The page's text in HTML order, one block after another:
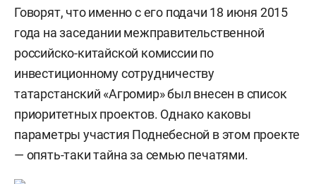
Говорят, что именно с его подачи 18 июня 2015
года на заседании межправительственной
российско-китайской комиссии по
инвестиционному сотрудничеству
татарстанский «Агромир» был внесен в список
приоритетных проектов. Однако каковы
параметры участия Поднебесной в этом проекте
— опять-таки тайна за семью печатями.